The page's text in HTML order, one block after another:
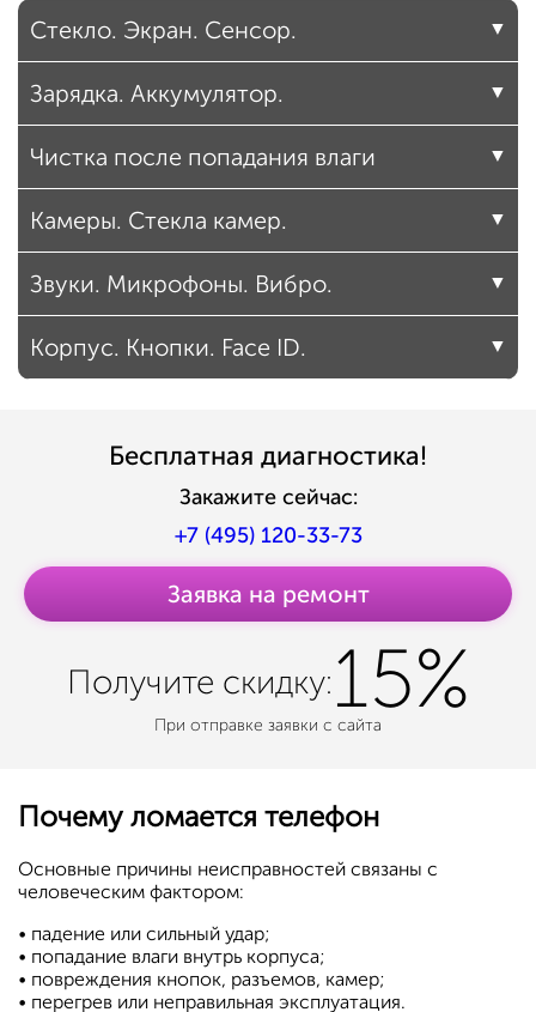
Стекло. Экран. Сенсор.
Зарядка. Аккумулятор.
Чистка после попадания влаги
Камеры. Стекла камер.
Звуки. Микрофоны. Вибро.
Корпус. Кнопки. Face ID.
Бесплатная диагностика!
Закажите сейчас:
+7 (495) 120-33-73
Заявка на ремонт
Получите скидку:15%
При отправке заявки с сайта
Почему ломается телефон
Основные причины неисправностей связаны с
человеческим фактором:
• падение или сильный удар;
• попадание влаги внутрь корпуса;
• повреждения кнопок, разъемов, камер;
• перегрев или неправильная эксплуатация.